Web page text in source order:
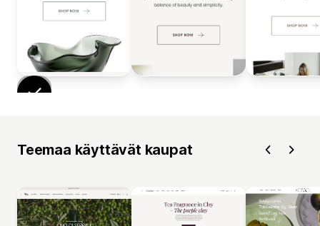
Teemaa käyttävät kaupat